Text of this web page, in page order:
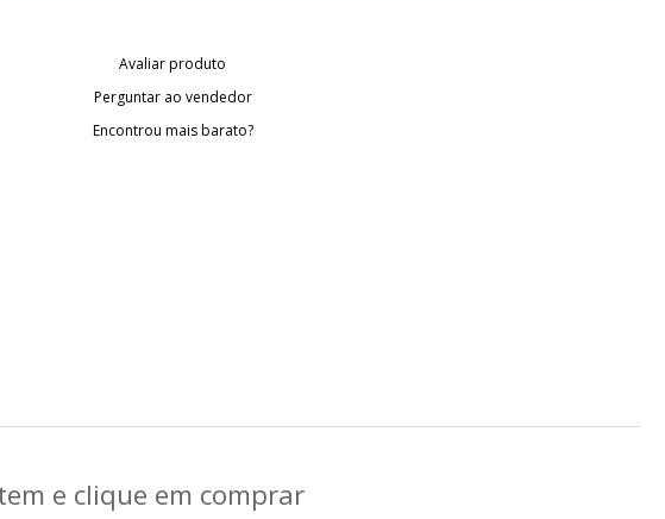
Avaliar produto
Perguntar ao vendedor
Encontrou mais barato?
e clique em comprar